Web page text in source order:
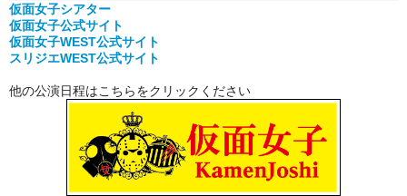
仮面女子シアター
仮面女子公式サイト
仮面女子WEST公式サイト
スリジエWEST公式サイト
他の公演日程はこちらをクリックください